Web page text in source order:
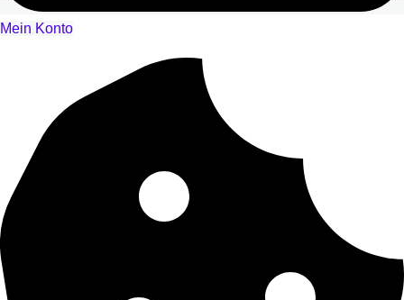
Mein Konto